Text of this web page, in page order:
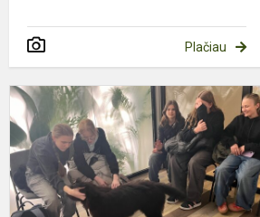
Plačiau
Mūsų
septintokai
aplankė
senjorus
globos
namuose